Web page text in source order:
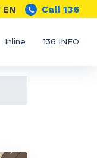
EN Call 136
Inline 136 INFO